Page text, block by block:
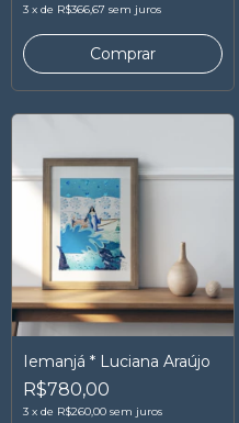
3 x de R$366,67 sem juros
Iemanjá * Luciana Araújo
R$780,00
3 x de R$260,00 sem juros